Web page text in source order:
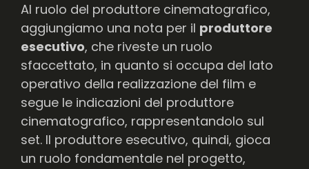
Al ruolo del produttore cinematografico,
aggiungiamo una nota per il produttore
esecutivo, che riveste un ruolo
sfaccettato, in quanto si occupa del lato
operativo della realizzazione del film e
segue le indicazioni del produttore
cinematografico, rappresentandolo sul
set. Il produttore esecutivo, quindi, gioca
un ruolo fondamentale nel progetto,